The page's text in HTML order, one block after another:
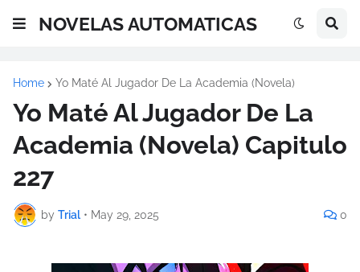
NOVELAS AUTOMATICAS
Home Yo Maté Al Jugador De La Academia (Novela)
Yo Maté Al Jugador De La
Academia (Novela) Capitulo
227
by Trial • May 29, 2025 0